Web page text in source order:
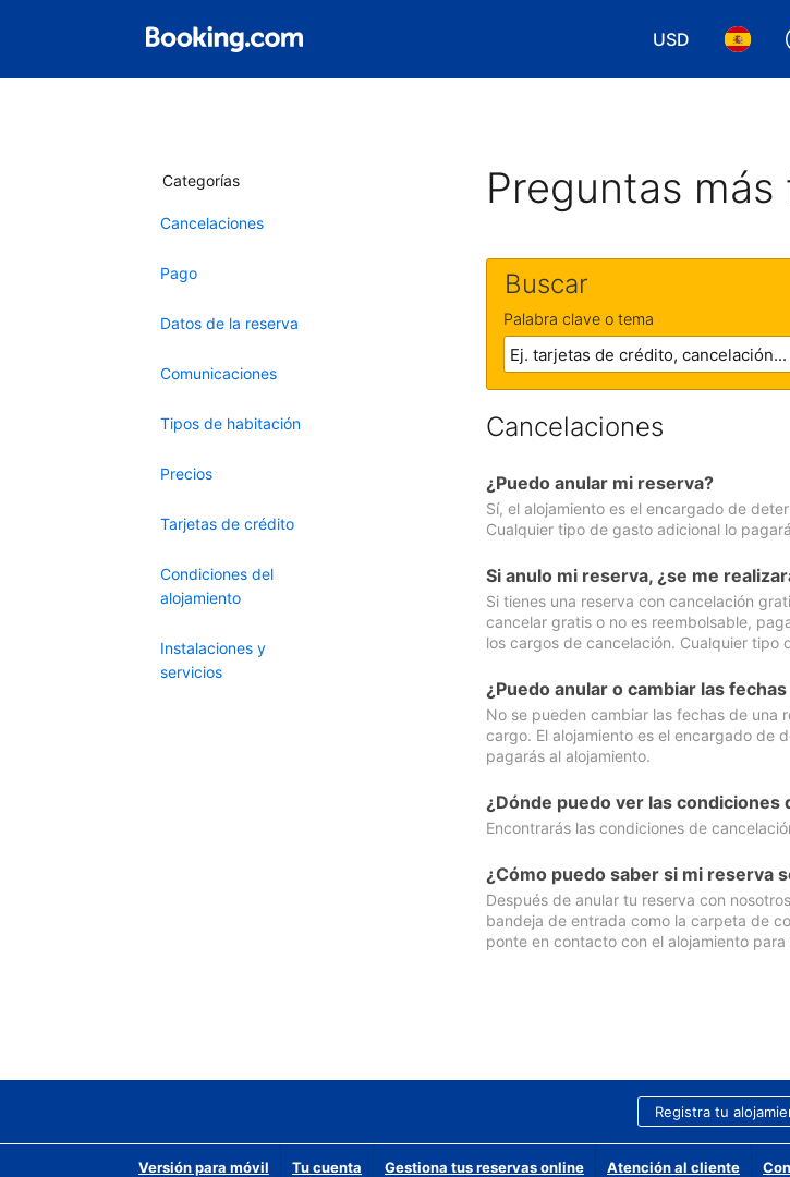
USD
Elegir tu Elegir
Categorías
Cancelaciones
Pago
Datos de la reserva
Comunicaciones
Tipos de habitación
Precios
Tarjetas de crédito
Condiciones del
alojamiento
Instalaciones y
servicios
Preguntas más
Buscar
Palabra clave o tema
Cancelaciones
¿Puedo anular mi reserva?
Sí, el alojamiento es el encargado de
Cualquier tipo de gasto adicional lo
Si anulo mi reserva, ¿se me
Si tienes una reserva con cancelación
cancelar gratis o no es reembolsable,
los cargos de cancelación. Cualquier tipo
¿Puedo anular o cambiar las
No se pueden cambiar las fechas de una
cargo. El alojamiento es el encargado de
pagarás al alojamiento.
¿Dónde puedo ver las condiciones
Encontrarás las condiciones de
¿Cómo puedo saber si mi reserva
Después de anular tu reserva con
bandeja de entrada como la carpeta de
ponte en contacto con el alojamiento
Registra tu
Versión para móvil Tu cuenta Gestiona tus reservas online Atención al cliente